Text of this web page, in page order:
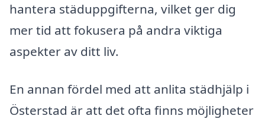
hantera städuppgifterna, vilket ger dig
mer tid att fokusera på andra viktiga
aspekter av ditt liv.
En annan fördel med att anlita städhjälp i
Österstad är att det ofta finns möjligheter